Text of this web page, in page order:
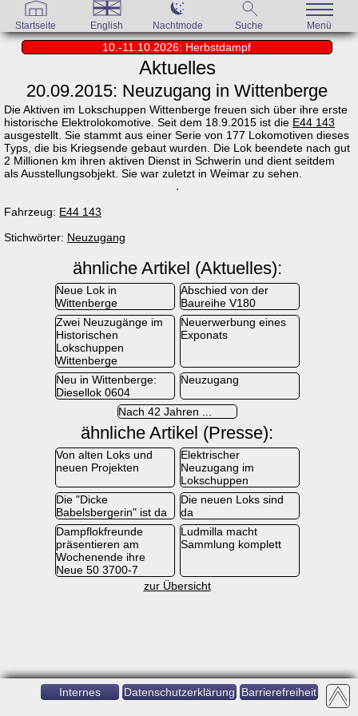
Startseite English Nachtmode Suche Menü
10.-11.10.2026: Herbstdampf
Aktuelles
20.09.2015: Neuzugang in Wittenberge
Die Aktiven im Lokschuppen Wittenberge freuen sich über ihre erste
historische Elektrolokomotive. Seit dem 18.9.2015 ist die E44 143
ausgestellt. Sie stammt aus einer Serie von 177 Lokomotiven dieses
Typs, die bis Kriegsende gebaut wurden. Die Lok beendete nach gut
2 Millionen km ihren aktiven Dienst in Schwerin und dient seitdem
als Ausstellungsobjekt. Sie war zuletzt in Weimar zu sehen.
Fahrzeug: E44 143
Stichwörter: Neuzugang
ähnliche Artikel (Aktuelles):
Neue Lok in
Wittenberge
Abschied von der
Baureihe V180
Zwei Neuzugänge im
Historischen
Lokschuppen
Wittenberge
Neuerwerbung eines
Exponats
Neu in Wittenberge:
Diesellok 0604
Neuzugang
Nach 42 Jahren ...
ähnliche Artikel (Presse):
Von alten Loks und
neuen Projekten
Elektrischer
Neuzugang im
Lokschuppen
Die "Dicke
Babelsbergerin" ist da
Die neuen Loks sind
da
Dampflokfreunde
präsentieren am
Wochenende ihre
Neue 50 3700-7
Ludmilla macht
Sammlung komplett
zur Übersicht
Internes Datenschutzerklärung Barrierefreiheit